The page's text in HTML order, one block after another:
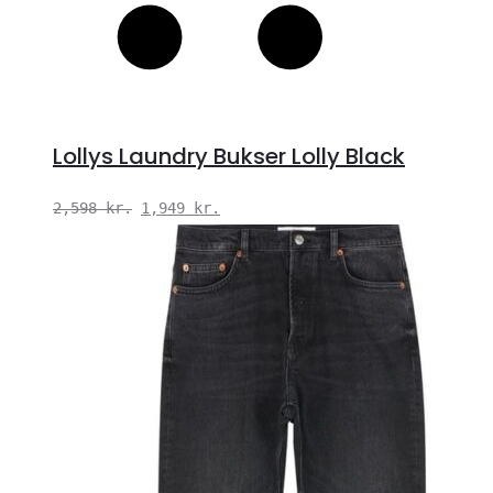
Lollys Laundry Bukser Lolly Black
2,598kr. Den
oprindelige
pris
var:
2,598 kr..
1,949 kr.
aktuelle
pris
1,949 kr..